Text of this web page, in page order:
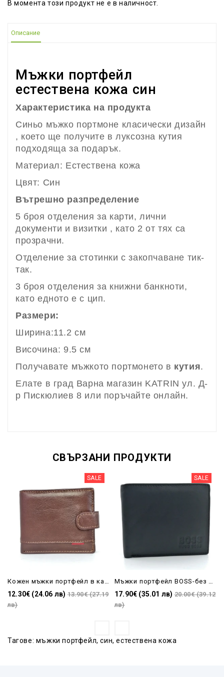
В момента този продукт не е в наличност.
Описание
Мъжки портфейл
естествена кожа син
Характеристика на продукта
Синьо мъжко портмоне класически дизайн
, което ще получите в луксозна кутия
подходяща за подарък.
Материал: Естествена кожа
Цвят: Син
Вътрешно разпределение
5 броя отделения за карти, лични
документи и визитки , като 2 от тях са
прозрачни.
Отделение за стотинки с закопчаване тик-
так.
3 броя отделения за книжни банкноти,
като едното е с цип.
Размери:
Ширина:11.2 см
Височина: 9.5 см
Получавате мъжкото портмонето в кутия.
Елате в град Варна магазин KATRIN ул. Д-
р Пискюлиев 8 или поръчайте онлайн.
СВЪРЗАНИ ПРОДУКТИ
SALE
12.30€ (24.06 лв) 13.90€ (27.19
лв)
SALE
17.90€ (35.01 лв) 20.00€ (39.12
лв)
Тагове: мъжки портфейл,син,естествена кожа